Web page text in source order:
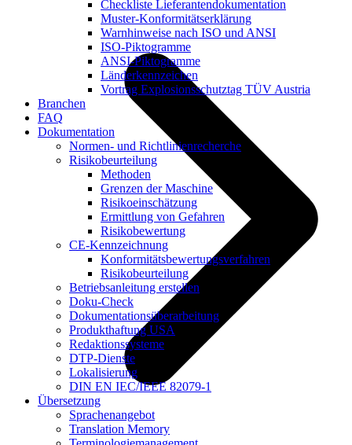
Checkliste Lieferantendokumentation
Muster-Konformitätserklärung
Warnhinweise nach ISO und ANSI
ISO-Piktogramme
ANSI-Piktogramme
Länderkennzeichen
Vortrag Explosionsschutztag TÜV Austria
Branchen
FAQ
Dokumentation
Normen- und Richtlinienrecherche
Risikobeurteilung
Methoden
Grenzen der Maschine
Risikoeinschätzung
Ermittlung von Gefahren
Risikobewertung
CE-Kennzeichnung
Konformitätsbewertungsverfahren
Risikobeurteilung
Betriebsanleitung erstellen
Doku-Check
Dokumentationsüberarbeitung
Produkthaftung USA
Redaktionssysteme
DTP-Dienste
Lokalisierung
DIN EN IEC/IEEE 82079-1
Übersetzung
Sprachenangebot
Translation Memory